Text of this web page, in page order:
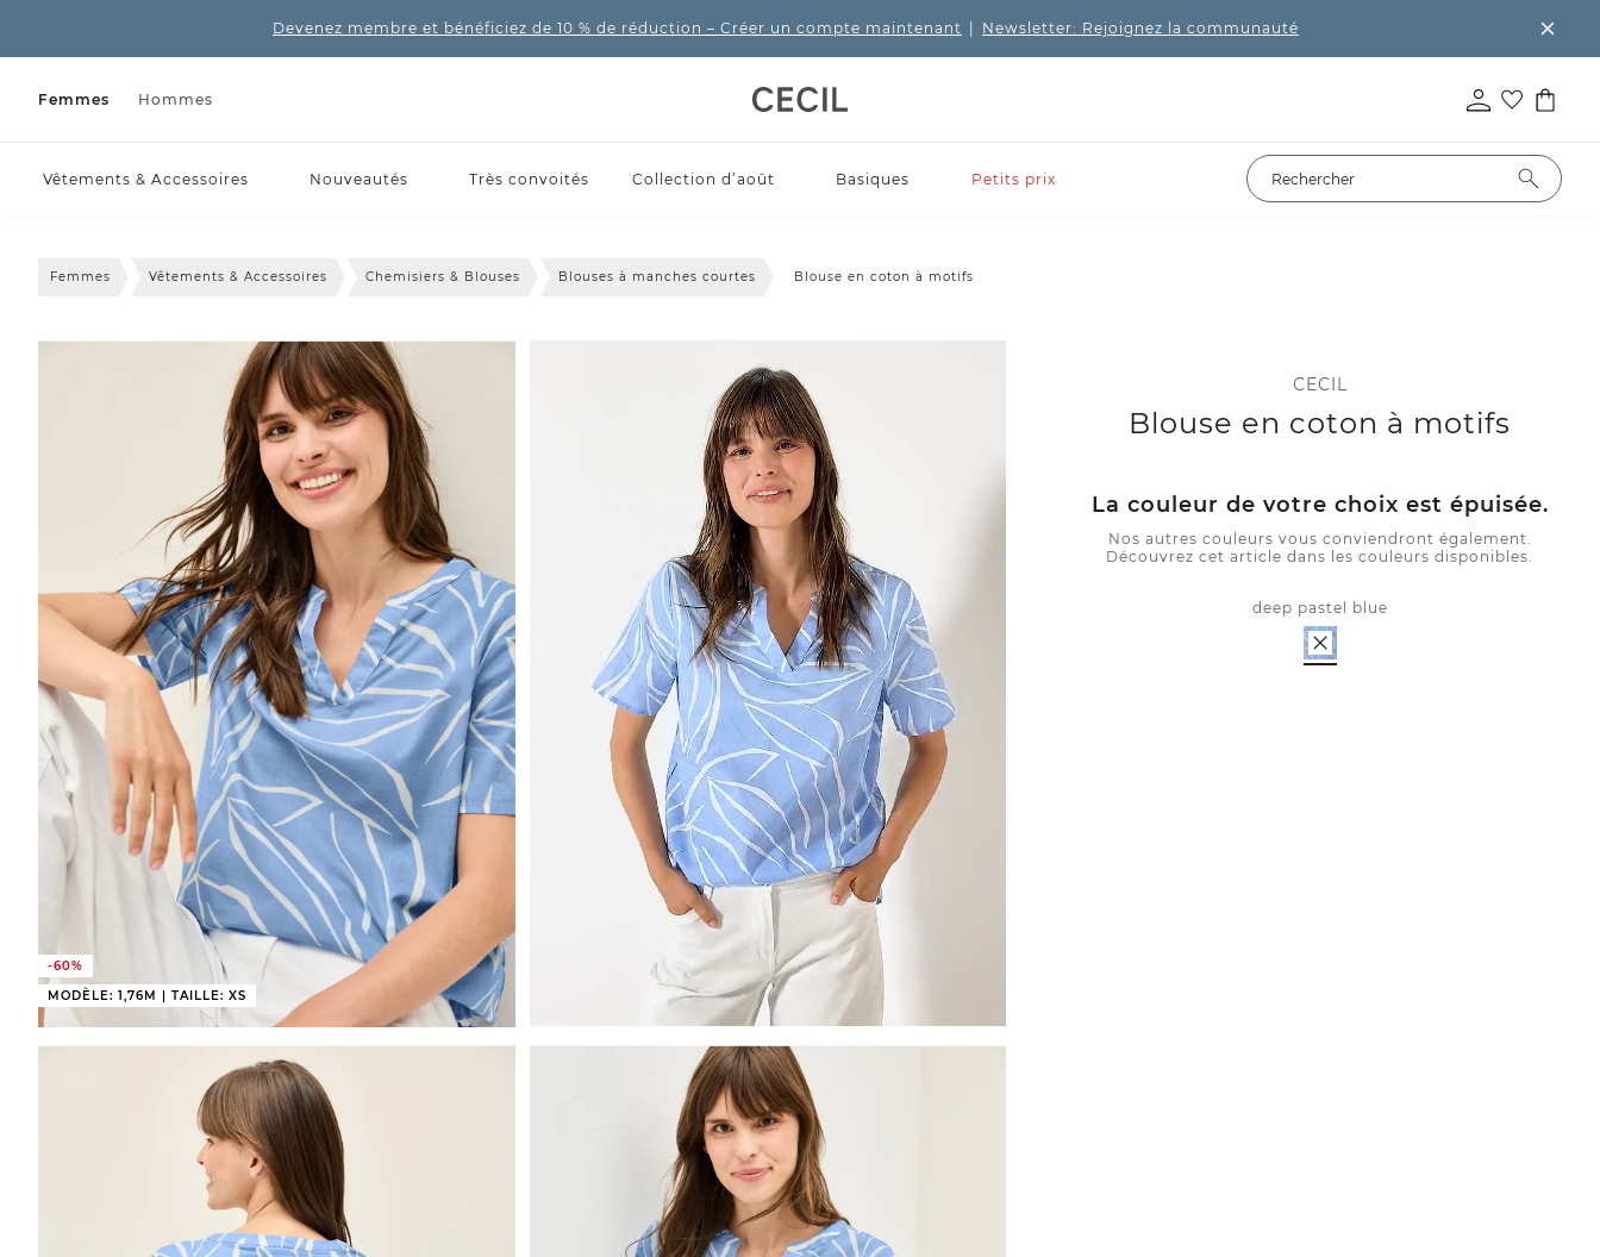
Devenez membre et bénéficiez de 10 % de réduction – Créer un compte maintenant Newsletter: Rejoignez la communauté
Femmes Hommes
Vêtements & Accessoires Nouveautés Très convoités Collection d’août Basiques Petits prix
Femmes Vêtements & Accessoires Chemisiers & Blouses Blouses à manches courtes Blouse en coton à motifs
-60%
MODÈLE: 1,76M | TAILLE: XS
CECIL
Blouse en coton à motifs
La couleur de votre choix est épuisée.
Nos autres couleurs vous conviendront également.
Découvrez cet article dans les couleurs disponibles.
deep pastel blue